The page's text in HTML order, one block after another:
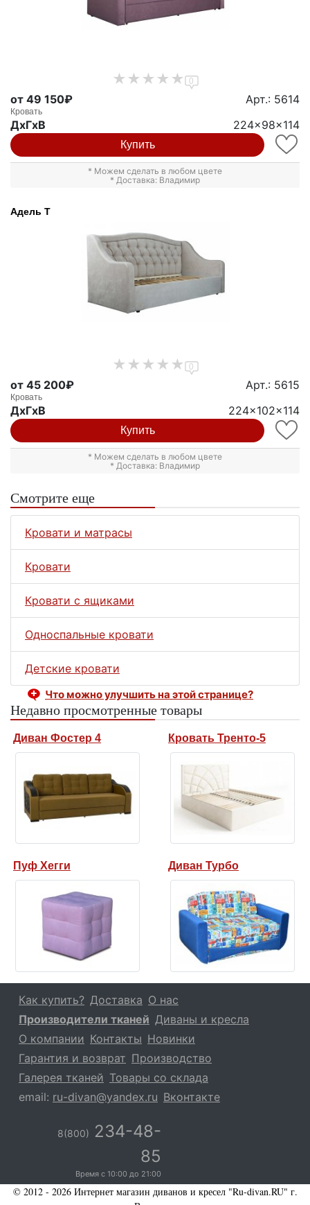
0
от 49 150₽ Арт.: 5614
Кровать
ДxГxВ 224x98x114
Купить
* Можем сделать в любом цвете
* Доставка: Владимир
Адель Т
0
от 45 200₽ Арт.: 5615
Кровать
ДxГxВ 224x102x114
Купить
* Можем сделать в любом цвете
* Доставка: Владимир
Смотрите еще
Кровати и матрасы
Кровати
Кровати с ящиками
Односпальные кровати
Детские кровати
Что можно улучшить на этой странице?
Недавно просмотренные товары
Диван Фостер 4 Кровать Тренто-5
Пуф Хегги Диван Турбо
Как купить? Доставка О нас
Производители тканей Диваны и кресла
О компании Контакты Новинки
Гарантия и возврат Производство
Галерея тканей Товары со склада
email: ru-divan@yandex.ru Вконтакте
8(800) 234-48-
85
Время с 10:00 до 21:00
© 2012 - 2026 Интернет магазин диванов и кресел "Ru-divan.RU" г.